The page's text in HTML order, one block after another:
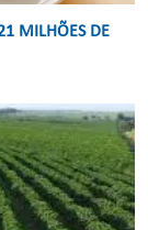
MILHÕES DE